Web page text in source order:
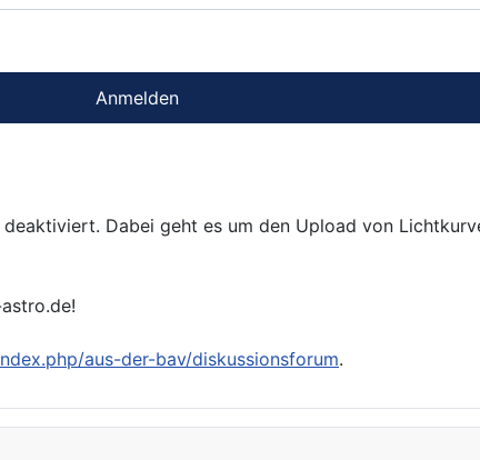
Anmelden
Dabei geht es um den Upload von
aus-der-bav/diskussionsforum.